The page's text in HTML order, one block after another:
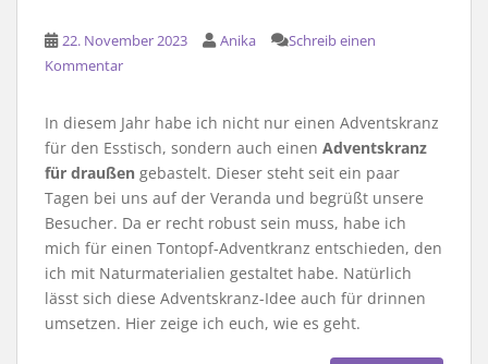
22. November 2023 Anika
Schreib einen
Kommentar
In diesem Jahr habe ich nicht nur einen Adventskranz
für den Esstisch, sondern auch einen Adventskranz
für draußen gebastelt. Dieser steht seit ein paar
Tagen bei uns auf der Veranda und begrüßt unsere
Besucher. Da er recht robust sein muss, habe ich
mich für einen Tontopf-Adventkranz entschieden, den
ich mit Naturmaterialien gestaltet habe. Natürlich
lässt sich diese Adventskranz-Idee auch für drinnen
umsetzen. Hier zeige ich euch, wie es geht.